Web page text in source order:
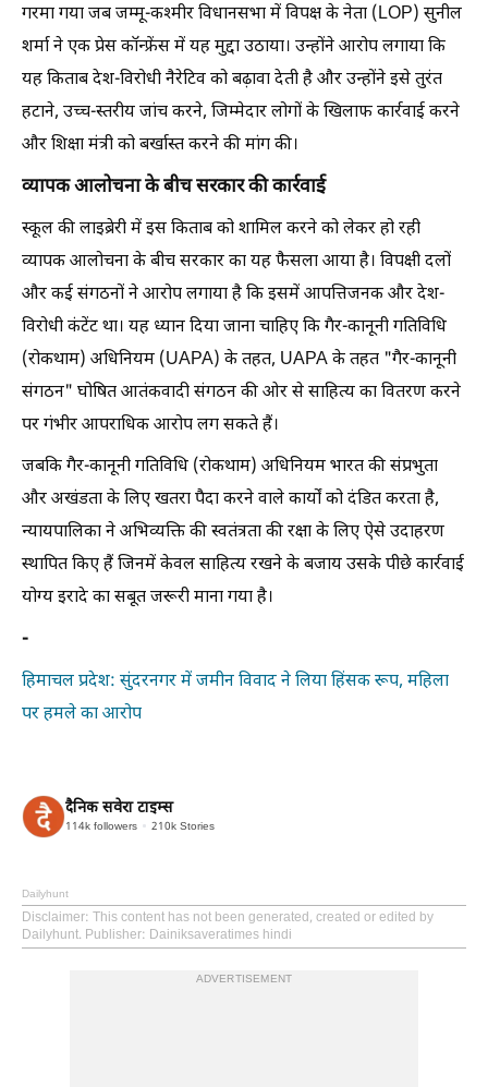
गरमा गया जब जम्मू-कश्मीर विधानसभा में विपक्ष के नेता (LOP) सुनील
शर्मा ने एक प्रेस कॉन्फ्रेंस में यह मुद्दा उठाया। उन्होंने आरोप लगाया कि
यह किताब देश-विरोधी नैरेटिव को बढ़ावा देती है और उन्होंने इसे तुरंत
हटाने, उच्च-स्तरीय जांच करने, जिम्मेदार लोगों के खिलाफ कार्रवाई करने
और शिक्षा मंत्री को बर्खास्त करने की मांग की।
व्यापक आलोचना के बीच सरकार की कार्रवाई
स्कूल की लाइब्रेरी में इस किताब को शामिल करने को लेकर हो रही
व्यापक आलोचना के बीच सरकार का यह फैसला आया है। विपक्षी दलों
और कई संगठनों ने आरोप लगाया है कि इसमें आपत्तिजनक और देश-
विरोधी कंटेंट था। यह ध्यान दिया जाना चाहिए कि गैर-कानूनी गतिविधि
(रोकथाम) अधिनियम (UAPA) के तहत, UAPA के तहत "गैर-कानूनी
संगठन" घोषित आतंकवादी संगठन की ओर से साहित्य का वितरण करने
पर गंभीर आपराधिक आरोप लग सकते हैं।
जबकि गैर-कानूनी गतिविधि (रोकथाम) अधिनियम भारत की संप्रभुता
और अखंडता के लिए खतरा पैदा करने वाले कार्यों को दंडित करता है,
न्यायपालिका ने अभिव्यक्ति की स्वतंत्रता की रक्षा के लिए ऐसे उदाहरण
स्थापित किए हैं जिनमें केवल साहित्य रखने के बजाय उसके पीछे कार्रवाई
योग्य इरादे का सबूत जरूरी माना गया है।
-
हिमाचल प्रदेश: सुंदरनगर में जमीन विवाद ने लिया हिंसक रूप, महिला
पर हमले का आरोप
दैनिक सवेरा टाइम्स
114k followers 210k Stories
Dailyhunt
Disclaimer: This content has not been generated, created or edited by
Dailyhunt. Publisher: Dainiksaveratimes hindi
ADVERTISEMENT